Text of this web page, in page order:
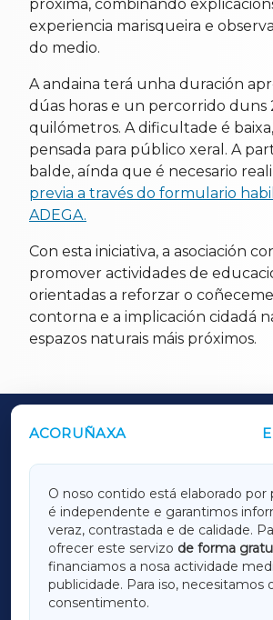
próxima, combinando
experiencia marisqueira e
do medio.
A andaina terá unha duración
dúas horas e un percorrido duns
quilómetros. A dificultade é
pensada para público xeral. A
balde, aínda que é necesario
previa a través do formulario
ADEGA.
Con esta iniciativa, a asociación
promover actividades de
orientadas a reforzar o
contorna e a implicación cidadá
espazos naturais máis próximos.
ACORUÑAXA
O noso contido está elaborado por
é independente e garantimos
veraz, contrastada e de calidade.
ofrecer este servizo de forma
financiamos a nosa actividade
publicidade. Para iso, necesitamos
consentimento.
OUTROS PERIÓDICOS
LUGOXA
TERRACHAXA